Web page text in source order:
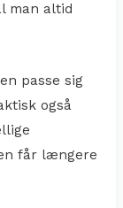
man altid
passe sig
også
får længere